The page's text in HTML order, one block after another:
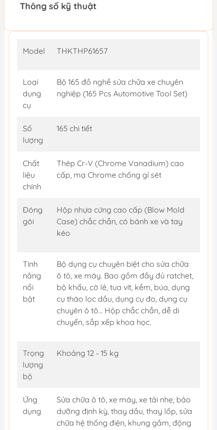
Thông số kỹ thuật
Model THKTHP61657
Loại
dụng
cụ
Bộ 165 đồ nghề sửa chữa xe chuyên
nghiệp (165 Pcs Automotive Tool Set)
Số
lượng
165 chi tiết
Chất
liệu
chính
Thép Cr-V (Chrome Vanadium) cao
cấp, mạ Chrome chống gỉ sét
Đóng
gói
Hộp nhựa cứng cao cấp (Blow Mold
Case) chắc chắn, có bánh xe và tay
kéo
Tính
năng
nổi
bật
Bộ dụng cụ chuyên biệt cho sửa chữa
ô tô, xe máy. Bao gồm đầy đủ ratchet,
bộ khẩu, cờ lê, tua vít, kềm, búa, dụng
cụ tháo lọc dầu, dụng cụ đo, dụng cụ
chuyên ô tô... Hộp chắc chắn, dễ di
chuyển, sắp xếp khoa học.
Trọng
lượng
bộ
Khoảng 12 - 15 kg
Ứng
dụng
Sửa chữa ô tô, xe máy, xe tải nhẹ, bảo
dưỡng định kỳ, thay dầu, thay lốp, sửa
chữa hệ thống điện, khung gầm, động